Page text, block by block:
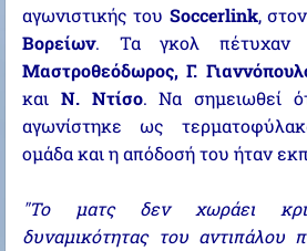
αγωνιστικής του Soccerlink,
Βορείων. Τα γκολ πέτυχαν
Μαστροθεόδωρος, Γ.
και Ν. Ντίσο. Να σημειωθεί
αγωνίστηκε ως
ομάδα και η απόδοσή του ήταν
"Το ματς δεν χωράει
δυναμικότητας του αντιπάλου